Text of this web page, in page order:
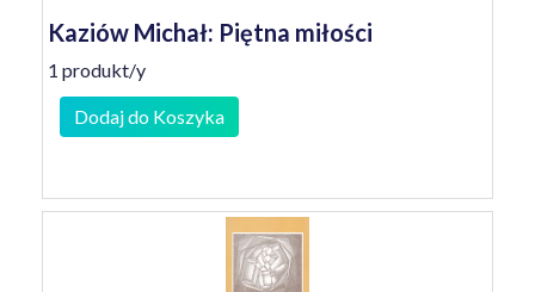
Kaziów Michał: Piętna miłości
1 produkt/y
Dodaj do Koszyka